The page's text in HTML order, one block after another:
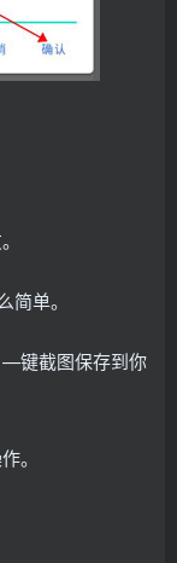
单。
—键截图保存到你
。